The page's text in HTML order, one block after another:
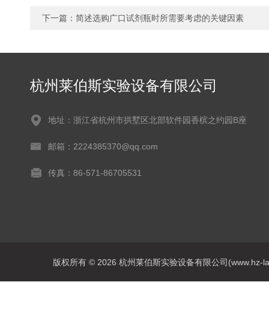
下一篇： 简述选购广口试剂瓶时所需要考虑的关键因素
杭州莱伯斯实验设备有限公司
地址：浙江省杭州市拱墅区北部软件园香槟之约园B座
邮箱：2224385370@qq.com
传真：86-571-86705531
版权所有 © 2026 杭州莱伯斯实验设备有限公司